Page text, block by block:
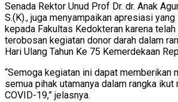
Senada Rektor Unud Prof Dr. dr. Anak
S.(K)., juga menyampaikan apresiasi
kepada Fakultas Kedokteran karena
terobosan kegiatan donor darah dalam
Hari Ulang Tahun Ke 75 Kemerdekaan
“Semoga kegiatan ini dapat memberikan
semua pihak utamanya dalam rangka
COVID-19,” jelasnya.